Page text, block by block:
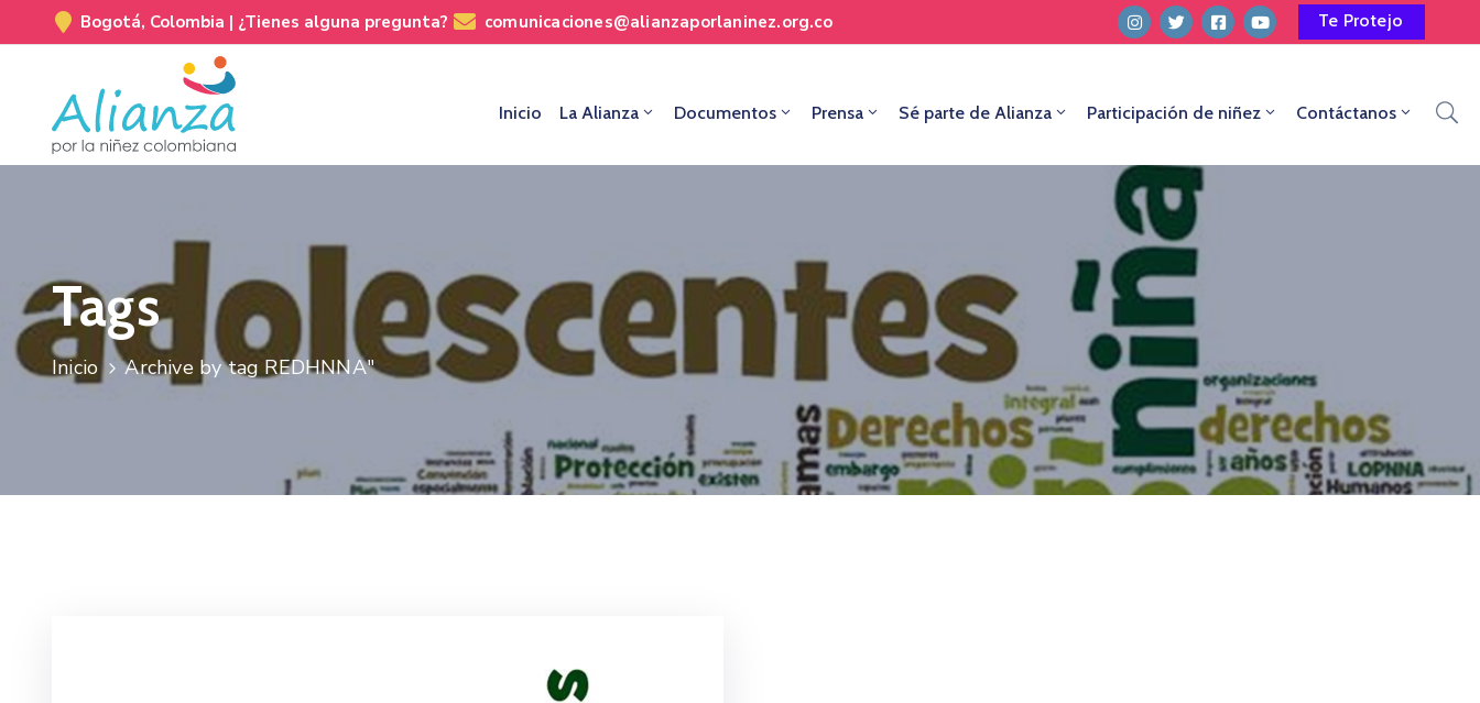
Bogotá, Colombia | ¿Tienes alguna pregunta? comunicaciones@alianzaporlaninez.org.co Te Protejo
Inicio La Alianza Documentos Prensa Sé parte de Alianza Participación de niñez Contáctanos
Tags
Inicio Archive by tag REDHNNA"